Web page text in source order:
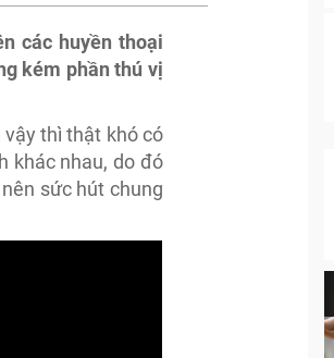
các huyền thoại
kém phần thú vị
thì thật khó có
khác nhau, do đó
sức hút chung